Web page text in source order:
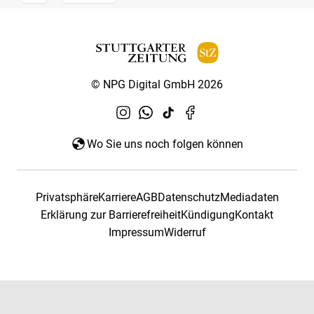
© NPG Digital GmbH 2026
Wo Sie uns noch folgen können
PrivatsphäreKarriereAGBDatenschutzMediadaten
Erklärung zur BarrierefreiheitKündigungKontakt
ImpressumWiderruf